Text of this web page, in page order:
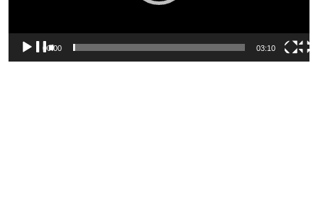
00:00 03:10